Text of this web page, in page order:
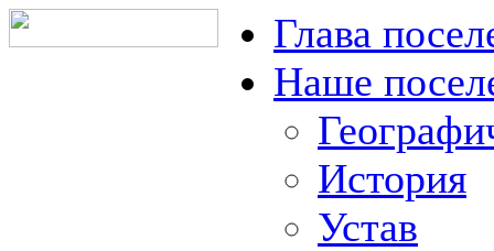
Глава
Наше
История
Устав